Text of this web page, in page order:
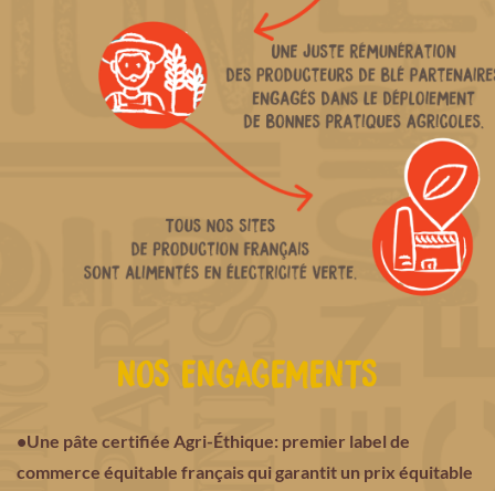
NOS ENGAGEMENTS
•Une pâte certifiée Agri-Éthique: premier label de
commerce équitable français qui garantit un prix équitable